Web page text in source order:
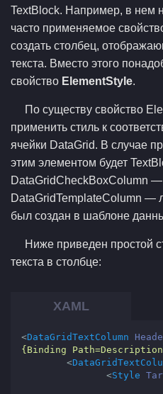
TextBlock. Например, в нем
часто применяемое
создать столбец,
текста. Вместо этого
свойство ElementStyle.
По существу свойство
применить стиль к
ячейки DataGrid. В случае
этим элементом будет
DataGridCheckBoxColumn
DataGridTemplateColumn —
был создан в шаблоне
Ниже приведен простой
текста в столбце:
<DataGridTextColumn
{Binding
<
<Style